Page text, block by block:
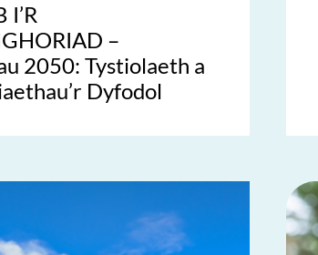
I’R
–
2050: Tystiolaeth a
Dyfodol